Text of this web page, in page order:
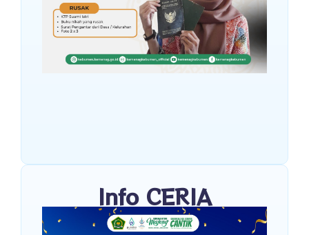
Info CERIA